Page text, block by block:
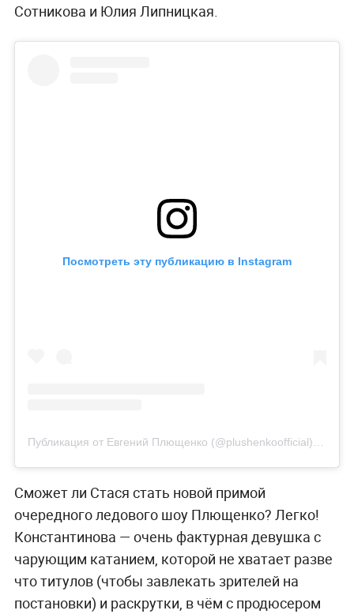
Сотникова и Юлия Липницкая.
Посмотреть эту публикацию в Instagram
Публикация от Евгений Плющенко (@plushenkoofficial)30 Дек
Сможет ли Стася стать новой примой
очередного ледового шоу Плющенко? Легко!
Константинова — очень фактурная девушка с
чарующим катанием, которой не хватает разве
что титулов (чтобы завлекать зрителей на
постановки) и раскрутки, в чём с продюсером